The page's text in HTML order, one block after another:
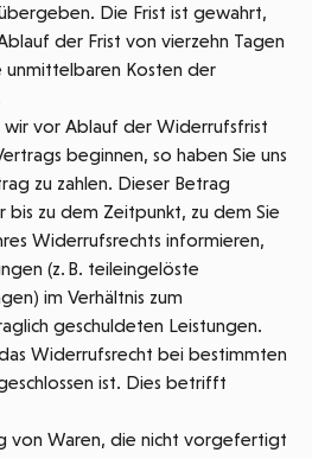
Die Frist ist gewahrt,
der Frist von vierzehn Tagen
unmittelbaren Kosten der
wir vor Ablauf der Widerrufsfrist
beginnen, so haben Sie uns
zu zahlen. Dieser Betrag
zu dem Zeitpunkt, zu dem Sie
Widerrufsrechts informieren,
(z. B. teileingelöste
im Verhältnis zum
geschuldeten Leistungen.
Widerrufsrecht bei bestimmten
ist. Dies betrifft
von Waren, die nicht vorgefertigt